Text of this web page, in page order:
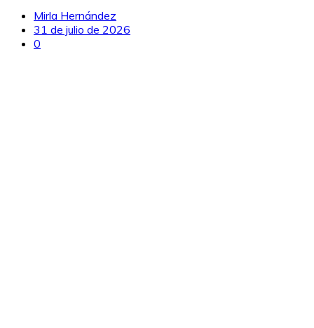
Mirla Hernández
31 de julio de 2026
0